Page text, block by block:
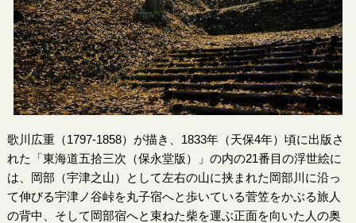
歌川広重（1797-1858）が描き、1833年（天保4年）頃に出版さ
れた「東海道五拾三次（保永堂版）」の内の21番目の浮世絵に
は、岡部（宇津之山）として左右の山に挟まれた岡部川に沿っ
て伸びる宇津ノ谷峠を丸子宿へと歩いている菅笠をかぶる旅人
の背中、そして岡部宿へと束ねた柴を運ぶ正面を向いた人の奥